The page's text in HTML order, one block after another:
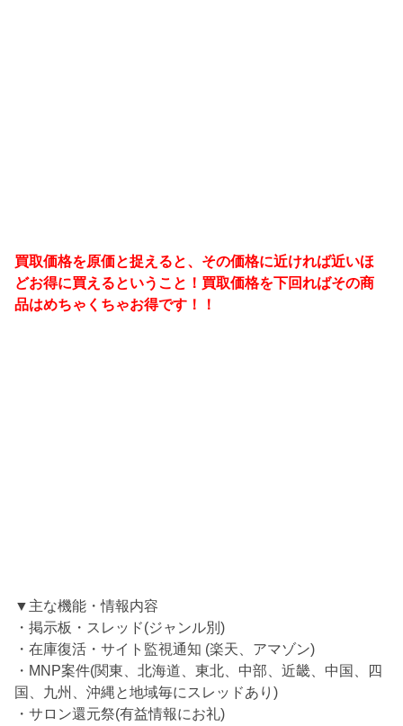
買取価格を原価と捉えると、その価格に近ければ近いほ
どお得に買えるということ！買取価格を下回ればその商
品はめちゃくちゃお得です！！
▼主な機能・情報内容
・掲示板・スレッド(ジャンル別)
・在庫復活・サイト監視通知 (楽天、アマゾン)
・MNP案件(関東、北海道、東北、中部、近畿、中国、四
国、九州、沖縄と地域毎にスレッドあり)
・サロン還元祭(有益情報にお礼)